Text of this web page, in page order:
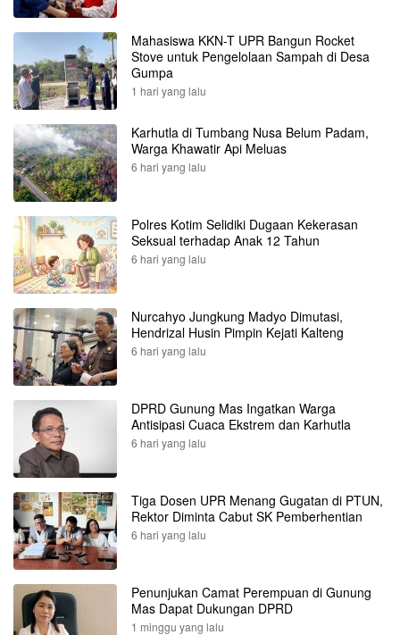
Mahasiswa KKN-T UPR Bangun Rocket
Stove untuk Pengelolaan Sampah di Desa
Gumpa
1 hari yang lalu
Karhutla di Tumbang Nusa Belum Padam,
Warga Khawatir Api Meluas
6 hari yang lalu
Polres Kotim Selidiki Dugaan Kekerasan
Seksual terhadap Anak 12 Tahun
6 hari yang lalu
Nurcahyo Jungkung Madyo Dimutasi,
Hendrizal Husin Pimpin Kejati Kalteng
6 hari yang lalu
DPRD Gunung Mas Ingatkan Warga
Antisipasi Cuaca Ekstrem dan Karhutla
6 hari yang lalu
Tiga Dosen UPR Menang Gugatan di PTUN,
Rektor Diminta Cabut SK Pemberhentian
6 hari yang lalu
Penunjukan Camat Perempuan di Gunung
Mas Dapat Dukungan DPRD
1 minggu yang lalu